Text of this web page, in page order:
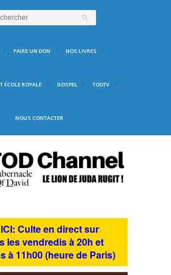
FAIRE UN DON NOS LIVRES
ÉCOLE ROYALE GOSPEL TODTV
NOUS CONTACTER
Culte en direct sur
les vendredis à 20h et
à 11h00 (heure de Paris)